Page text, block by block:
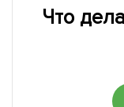
Что